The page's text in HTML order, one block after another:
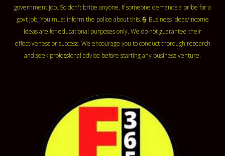
government job. So don't bribe anyone. If someone demands a bribe for a
govt job, You must inform the police about this.👮 Business ideas/Income
Ideas are for educational purposes only. We do not guarantee their
effectiveness or success. We encourage you to conduct thorough research
and seek professional advice before starting any business venture.